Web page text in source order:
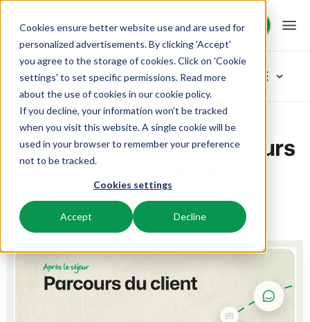
Cookies ensure better website use and are used for
personalized advertisements. By clicking 'Accept'
you agree to the storage of cookies. Click on 'Cookie
settings' to set specific permissions. Read more
about the use of cookies in our cookie policy.
If you decline, your information won’t be tracked
when you visit this website. A single cookie will be
used in your browser to remember your preference
not to be tracked.
Cookies settings
Accept Decline
Démo
Démo
Plateforme
BEX PMS
PMS
Optimisez votre back-office.
Boostez les réservations directes via votre site web.
Optimisez vos décisions grâce à l'analyse des données.
Intégration de site web
Vous avez déjà un site web ? L'intégration est possible.
Solutions
Booking Experts pour:
Aires de camping, tentes de glamping et caravanes.
Villas, bungalows, chalets et hébergements nature.
Resorts
Ressources
Connaissance
BEX Academy
Suivez des cours en ligne et devenez un expert.
Découvrez les tendances du secteur et des conseils pratiques.
Tarifs
Témoignages
Se connecter
Blog
Explorer les catégories
Tout
Inspiration
Marketing
Conseils & astuces
Produit
Du concept à la solution
Équipe & Culture
Home Inspiration
Guide complet du parcours
client : après le séjour
25 juin 2025 4 min read